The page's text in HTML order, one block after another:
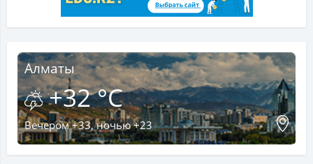
Алматы
+32 °C
Вечером +33, ночью +23